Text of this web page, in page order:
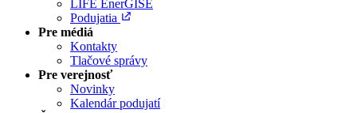
LIFE EnerGISE
Podujatia
Pre médiá
Kontakty
Tlačové správy
Pre verejnosť
Novinky
Kalendár podujatí